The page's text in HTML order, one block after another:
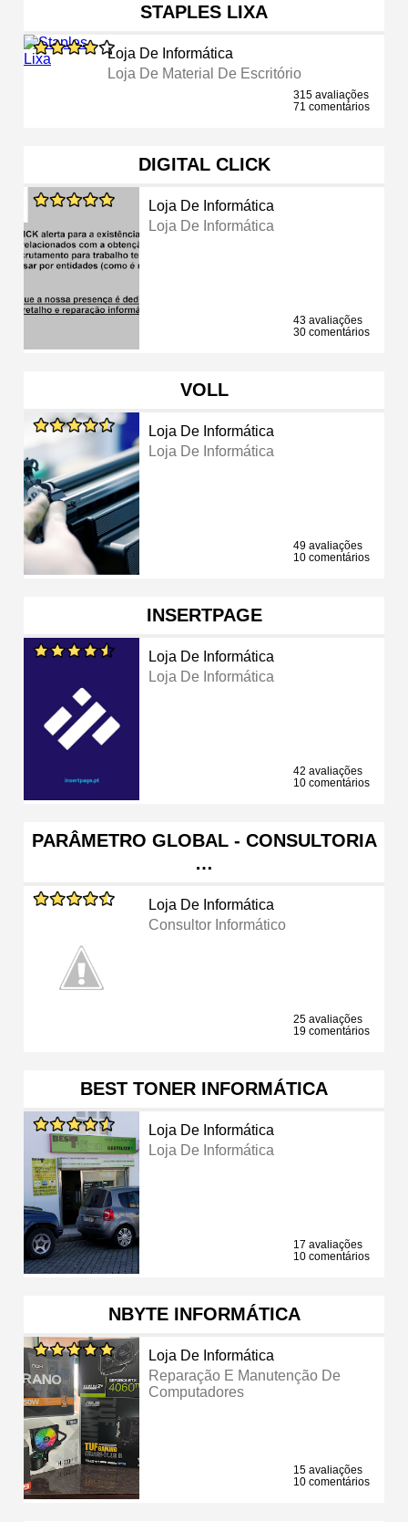
STAPLES LIXA
Loja De Informática
Loja De Material De Escritório
315 avaliações
71 comentários
DIGITAL CLICK
Loja De Informática
Loja De Informática
43 avaliações
30 comentários
VOLL
Loja De Informática
Loja De Informática
49 avaliações
10 comentários
INSERTPAGE
Loja De Informática
Loja De Informática
42 avaliações
10 comentários
PARÂMETRO GLOBAL - CONSULTORIA
…
Loja De Informática
Consultor Informático
25 avaliações
19 comentários
BEST TONER INFORMÁTICA
Loja De Informática
Loja De Informática
17 avaliações
10 comentários
NBYTE INFORMÁTICA
Loja De Informática
Reparação E Manutenção De
Computadores
15 avaliações
10 comentários